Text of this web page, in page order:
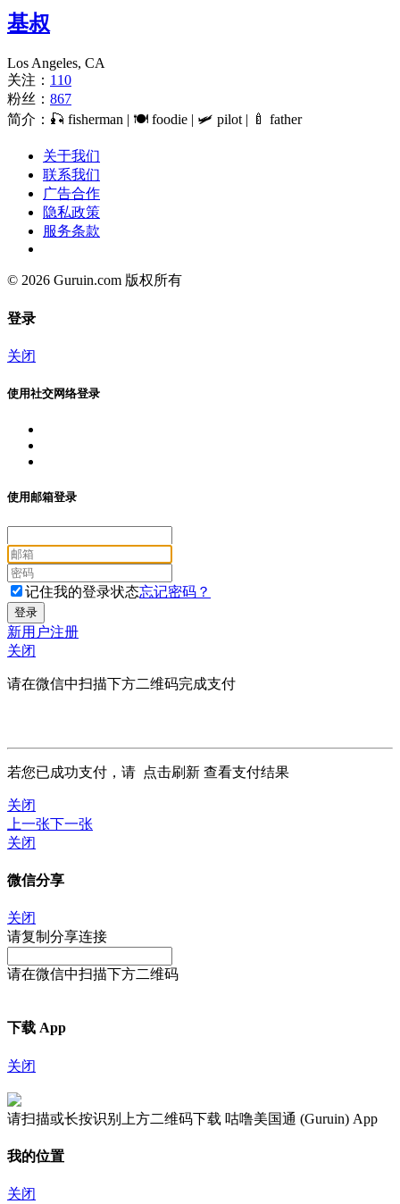
基叔
Los Angeles, CA
关注： 110
粉丝： 867
简介：🎣 fisherman | 🍽 foodie | 🛩 pilot | 🍼 father
关于我们
联系我们
广告合作
隐私政策
服务条款
© 2026 Guruin.com 版权所有
登录
关闭
使用社交网络登录
使用邮箱登录
记住我的登录状态忘记密码？
新用户注册
关闭
请在微信中扫描下方二维码完成支付
若您已成功支付，请 点击刷新 查看支付结果
关闭
上一张下一张
关闭
微信分享
关闭
请复制分享连接
请在微信中扫描下方二维码
下载 App
关闭
请扫描或长按识别上方二维码下载 咕噜美国通 (Guruin) App
我的位置
关闭